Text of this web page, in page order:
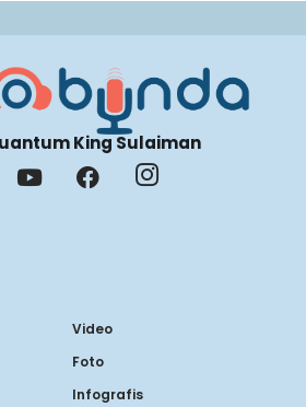
King Sulaiman
Video
Foto
Infografis